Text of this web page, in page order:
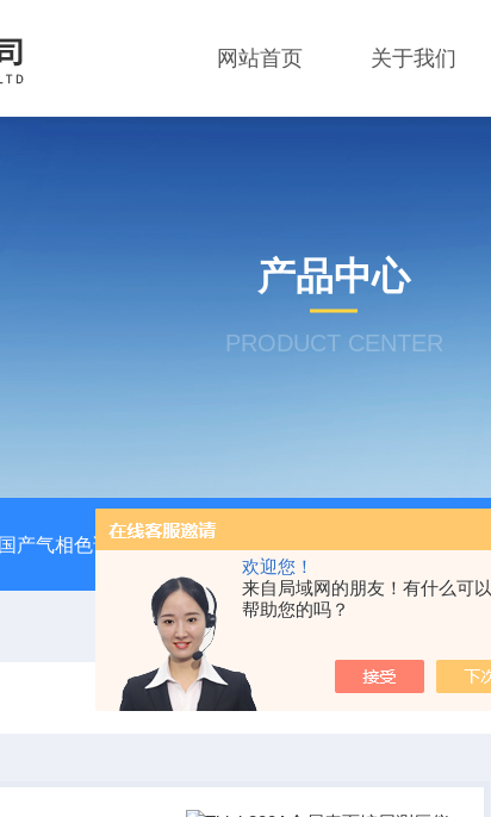
欢迎您！
来自局域网的朋友！有什么可以
帮助您的吗？
网站首页 关于我们
产品中心
PRODUCT CENTER
国产气相色谱质谱联用仪生产厂家